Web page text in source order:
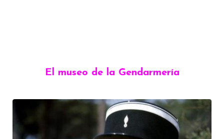
El museo de la Gendarmería